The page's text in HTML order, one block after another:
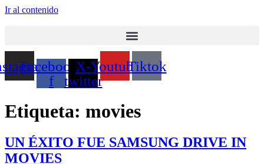
Ir al contenido
Facebook-
f
X-
twitter
YoutubeTiktok
Etiqueta: movies
UN ÉXITO FUE SAMSUNG DRIVE IN
MOVIES